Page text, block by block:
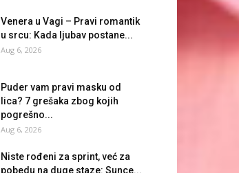
Venera u Vagi – Pravi romantik
u srcu: Kada ljubav postane...
Aug 6, 2026
Puder vam pravi masku od
lica? 7 grešaka zbog kojih
pogrešno...
Aug 6, 2026
Niste rođeni za sprint, već za
pobedu na duge staze: Sunce...